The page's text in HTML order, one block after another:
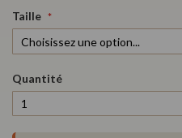
Taille
Quantité
the
images
gallery